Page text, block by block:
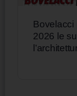
Bovelacci
2026 le